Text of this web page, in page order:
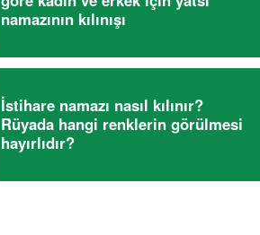
namazının kılınışı
İstihare namazı nasıl kılınır?
Rüyada hangi renklerin görülmesi
hayırlıdır?